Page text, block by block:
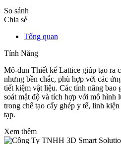
So sánh
Chia sẻ
Tổng quan
Tính Năng
Mô-đun Thiết kế Lattice giúp tạo ra
nhưng bền chắc, phù hợp với các
tiết kiệm vật liệu. Các tính năng bao
soát mật độ và tích hợp với mô
trong chế tạo cấy ghép y tế, linh
tạp.
Xem thêm